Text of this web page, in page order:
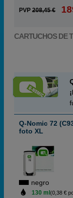
PVP 208,45 €
CARTUCHOS DE
Q-Nomic 72
foto XL
negro
130 ml (0,38 €